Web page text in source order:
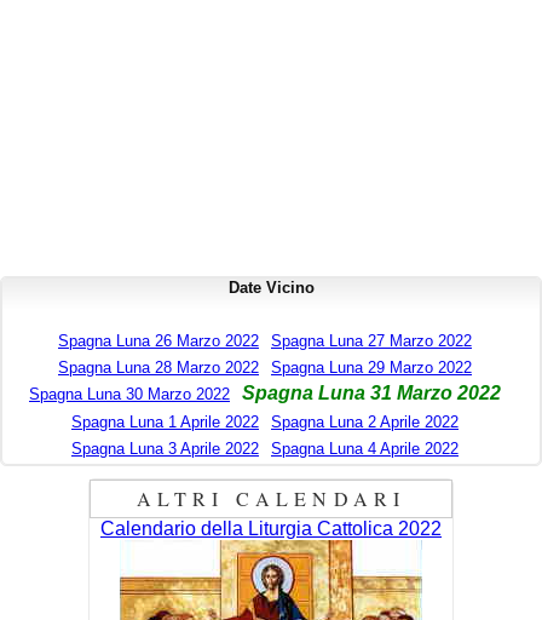
Date Vicino
Spagna Luna 26 Marzo 2022
Spagna Luna 27 Marzo 2022
Spagna Luna 28 Marzo 2022
Spagna Luna 29 Marzo 2022
Spagna Luna 30 Marzo 2022
Spagna Luna 31 Marzo 2022
Spagna Luna 1 Aprile 2022
Spagna Luna 2 Aprile 2022
Spagna Luna 3 Aprile 2022
Spagna Luna 4 Aprile 2022
ALTRI CALENDARI
Calendario della Liturgia Cattolica 2022